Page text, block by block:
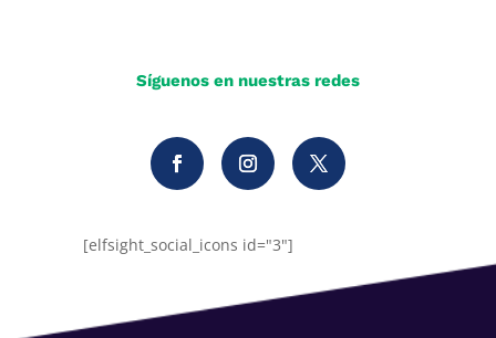
Síguenos en nuestras redes
[elfsight_social_icons id="3"]